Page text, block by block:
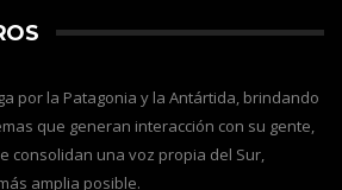
por la Patagonia y la Antártida, brindando
que generan interacción con su gente,
consolidan una voz propia del Sur,
amplia posible.